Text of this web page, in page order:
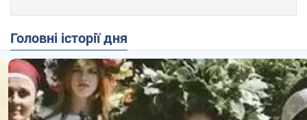
Головні історії дня